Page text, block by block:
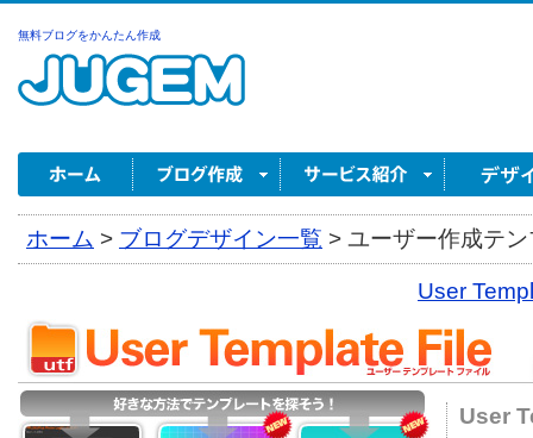
無料ブログをかんたん作成
ホーム > ブログデザイン一覧 > ユーザー作成テ
User
User